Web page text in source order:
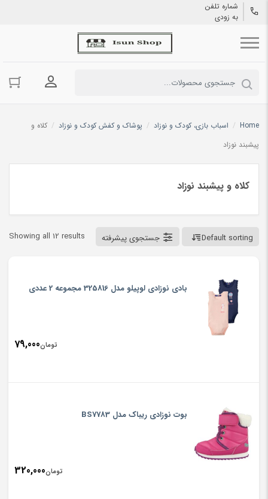
شماره تلفن
به زودی
ورود به
Home
/ اسباب بازی، کودک و نوزاد / پوشاک و کفش کودک و نوزاد / کلاه و
پیشبند نوزاد
کلاه و پیشبند نوزاد
Showing all 12 results Default sorting جستجوی پیشرفته
بادی نوزادی لوپیلو مدل 325816 مجموعه 2 عددی
تومان79,000
بوت نوزادی ریباک مدل BS7783
تومان320,000